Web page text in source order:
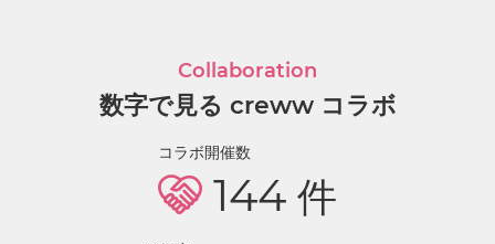
Collaboration
数字で見る creww コラボ
コラボ開催数
144 件